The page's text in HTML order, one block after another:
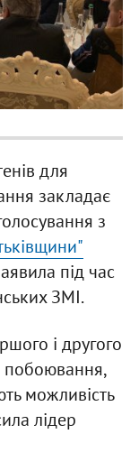
для
закладає
з
під час
ЗМІ.
і другого
побоювання,
можливість
лідер